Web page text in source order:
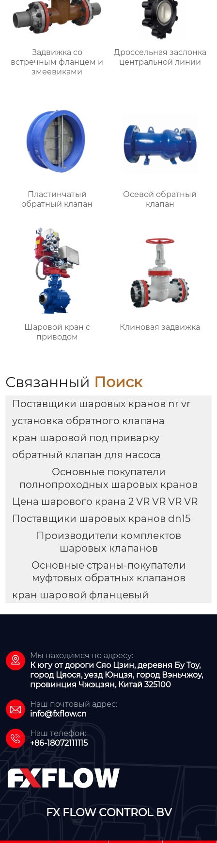
Задвижка со
встречным фланцем и
змеевиками
Дроссельная заслонка
центральной линии
Пластинчатый
обратный клапан
Осевой обратный
клапан
Шаровой кран с
приводом
Клиновая задвижка
Связанный Поиск
Поставщики шаровых кранов nr vr
установка обратного клапана
кран шаровой под приварку
обратный клапан для насоса
Основные покупатели
полнопроходных шаровых кранов
Цена шарового крана 2 VR VR VR VR
Поставщики шаровых кранов dn15
Производители комплектов
шаровых клапанов
Основные страны-покупатели
муфтовых обратных клапанов
кран шаровой фланцевый

Мы находимся по адресу:
К югу от дороги Сяо Цзин, деревня Бу Тоу,
город Цяося, уезд Юнцзя, город Вэньчжоу,
провинция Чжэцзян, Китай 325100

Наш почтовый адрес:
info@fxflow.cn

Наш телефон:
+86-18072111115
FX FLOW CONTROL BV